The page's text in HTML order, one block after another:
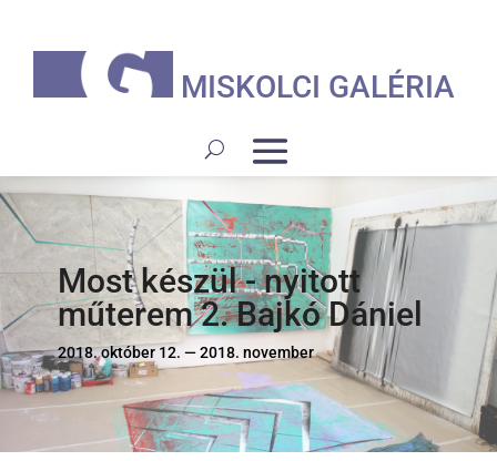
MISKOLCI GALÉRIA
Most készül - nyitott
műterem 2. Bajkó Dániel
2018. október 12. — 2018. november